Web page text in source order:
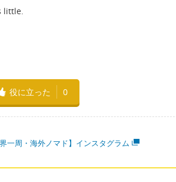
little.
役に立った 0
界一周・海外ノマド】インスタグラム